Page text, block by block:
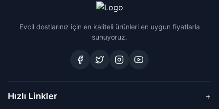
Evcil dostlarınız için en kaliteli ürünleri en uygun fiyatlarla
sunuyoruz.
Hızlı Linkler +